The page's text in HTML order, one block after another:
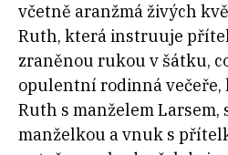
včetně aranžmá živých
Ruth, která instruuje
zraněnou rukou v šátku,
opulentní rodinná večeře,
Ruth s manželem Larsem,
manželkou a vnuk s